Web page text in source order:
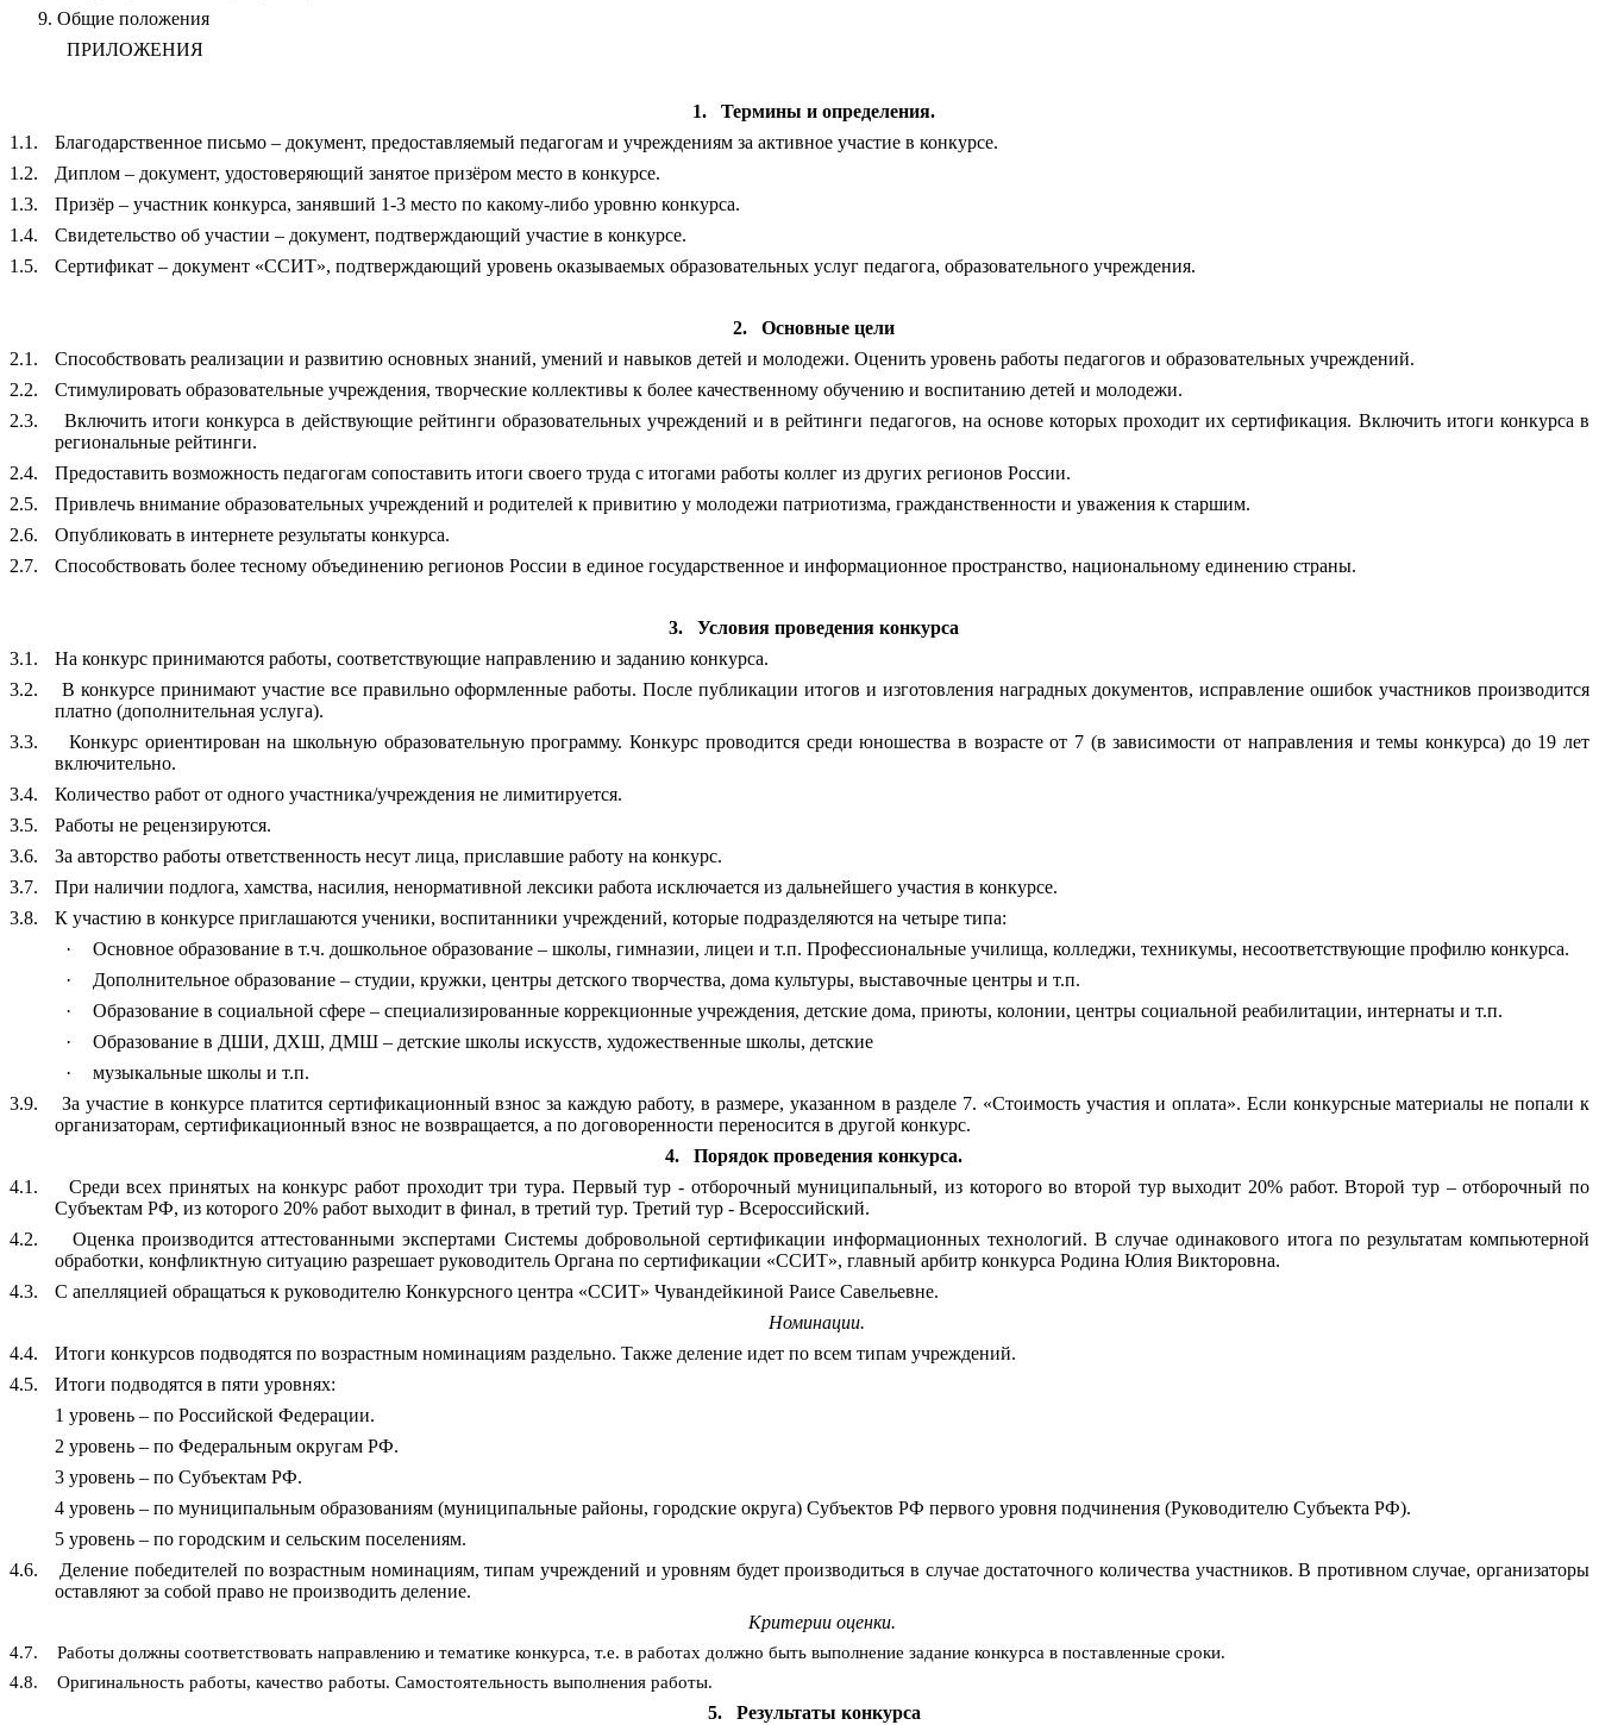
Общие положения
ПРИЛОЖЕНИЯ
1.
Термины и определения.
1.1.
Благодарственное письмо – документ, предоставляемый педагогам и учреждениям за активное участие в конкурсе.
1.2.
Диплом – документ, удостоверяющий занятое призёром место в конкурсе.
1.3.
Призёр – участник конкурса, занявший 1-3 место по какому-либо уровню конкурса.
1.4.
Свидетельство об участии – документ, подтверждающий участие в конкурсе.
1.5.
Сертификат – документ «ССИТ», подтверждающий уровень оказываемых образовательных услуг педагога, образовательного учреждения.
2.
Основные цели
2.1.
Способствовать реализации и развитию основных знаний, умений и навыков детей и молодежи. Оценить уровень работы педагогов и образовательных учреждений.
2.2.
Стимулировать образовательные учреждения, творческие коллективы к более качественному обучению и воспитанию детей и молодежи.
2.3.
Включить итоги конкурса в действующие рейтинги образовательных учреждений и в рейтинги педагогов, на основе которых проходит их сертификация. Включить итоги конкурса в
региональные рейтинги.
2.4.
Предоставить возможность педагогам сопоставить итоги своего труда с итогами работы коллег из других регионов России.
2.5.
Привлечь внимание образовательных учреждений и родителей к привитию у молодежи патриотизма, гражданственности и уважения к старшим.
2.6.
Опубликовать в интернете результаты конкурса.
2.7.
Способствовать более тесному объединению регионов России в единое государственное и информационное пространство, национальному единению страны.
3.
Условия проведения конкурса
3.1.
На конкурс принимаются работы, соответствующие направлению и заданию конкурса.
3.2.
В конкурсе принимают участие все правильно оформленные работы. После публикации итогов и изготовления наградных документов, исправление ошибок участников производится
платно (дополнительная услуга).
3.3.
Конкурс ориентирован на школьную образовательную программу. Конкурс проводится среди юношества в возрасте от 7 (в зависимости от направления и темы конкурса) до 19 лет
включительно.
3.4.
Количество работ от одного участника/учреждения не лимитируется.
3.5.
Работы не рецензируются.
3.6.
За авторство работы ответственность несут лица, приславшие работу на конкурс.
3.7.
При наличии подлога, хамства, насилия, ненормативной лексики работа исключается из дальнейшего участия в конкурсе.
3.8.
К участию в конкурсе приглашаются ученики, воспитанники учреждений, которые подразделяются на четыре типа:
·
Основное образование в т.ч. дошкольное образование – школы, гимназии, лицеи и т.п. Профессиональные училища, колледжи, техникумы, несоответствующие профилю конкурса.
·
Дополнительное образование – студии, кружки, центры детского творчества, дома культуры, выставочные центры и т.п.
·
Образование в социальной сфере – специализированные коррекционные учреждения, детские дома, приюты, колонии, центры социальной реабилитации, интернаты и т.п.
·
Образование в ДШИ, ДХШ, ДМШ – детские школы искусств, художественные школы, детские
·
музыкальные школы и т.п.
3.9.
За участие в конкурсе платится сертификационный взнос за каждую работу, в размере, указанном в разделе 7. «Стоимость участия и оплата». Если конкурсные материалы не попали к
организаторам, сертификационный взнос не возвращается, а по договоренности переносится в другой конкурс.
4.
Порядок проведения конкурса.
4.1.
Среди всех принятых на конкурс работ проходит три тура. Первый тур - отборочный муниципальный, из которого во второй тур выходит 20% работ. Второй тур – отборочный по
Субъектам РФ, из которого 20% работ выходит в финал, в третий тур. Третий тур - Всероссийский.
4.2.
Оценка производится аттестованными экспертами Системы добровольной сертификации информационных технологий. В случае одинакового итога по результатам компьютерной
обработки, конфликтную ситуацию разрешает руководитель Органа по сертификации «ССИТ», главный арбитр конкурса Родина Юлия Викторовна.
4.3.
С апелляцией обращаться к руководителю Конкурсного центра «ССИТ» Чувандейкиной Раисе Савельевне.
Номинации.
4.4.
Итоги конкурсов подводятся по возрастным номинациям раздельно. Также деление идет по всем типам учреждений.
4.5.
Итоги подводятся в пяти уровнях:
1 уровень – по Российской Федерации.
2 уровень – по Федеральным округам РФ.
3 уровень – по Субъектам РФ.
4 уровень – по муниципальным образованиям (муниципальные районы, городские округа) Субъектов РФ первого уровня подчинения (Руководителю Субъекта РФ).
5 уровень – по городским и сельским поселениям.
4.6.
Деление победителей по возрастным номинациям, типам учреждений и уровням будет производиться в случае достаточного количества участников. В противном случае, организаторы
оставляют за собой право не производить деление.
Критерии оценки.
4.7.
Работы должны соответствовать направлению и тематике конкурса, т.е. в работах должно быть выполнение задание конкурса в поставленные сроки.
4.8.
Оригинальность работы, качество работы. Самостоятельность выполнения работы.
5.
Результаты конкурса